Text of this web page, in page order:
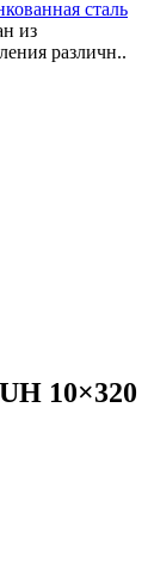
сталь
из
различн..
10×320